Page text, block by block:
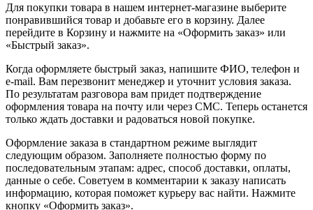
Для покупки товара в нашем интернет-магазине выберите
понравившийся товар и добавьте его в корзину. Далее
перейдите в Корзину и нажмите на «Оформить заказ» или
«Быстрый заказ».
Когда оформляете быстрый заказ, напишите ФИО, телефон и
e-mail. Вам перезвонит менеджер и уточнит условия заказа.
По результатам разговора вам придет подтверждение
оформления товара на почту или через СМС. Теперь останется
только ждать доставки и радоваться новой покупке.
Оформление заказа в стандартном режиме выглядит
следующим образом. Заполняете полностью форму по
последовательным этапам: адрес, способ доставки, оплаты,
данные о себе. Советуем в комментарии к заказу написать
информацию, которая поможет курьеру вас найти. Нажмите
кнопку «Оформить заказ».